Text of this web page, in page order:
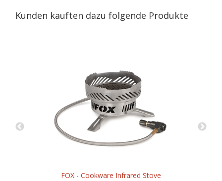
Kunden kauften dazu folgende Produkte
FOX - Cookware Infrared Stove